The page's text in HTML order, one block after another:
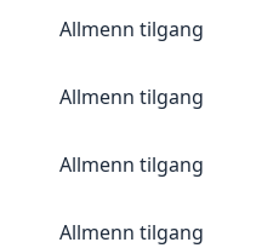
Allmenn tilgang
Allmenn tilgang
Allmenn tilgang
Allmenn tilgang